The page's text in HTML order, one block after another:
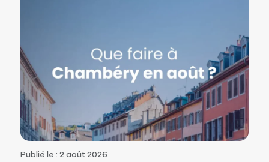
Publié le : 2 août 2026